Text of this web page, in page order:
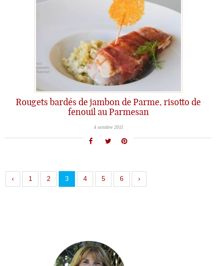
Rougets bardés de jambon de Parme, risotto de
fenouil au Parmesan
4 octobre 2011
‹ 1 2 3 4 5 6 ›